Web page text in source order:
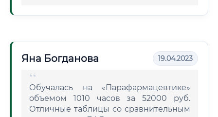
Яна Богданова 19.04.2023
Обучалась на «Парафармацевтике»
объемом 1010 часов за 52000 руб.
Отличные таблицы со сравнительным